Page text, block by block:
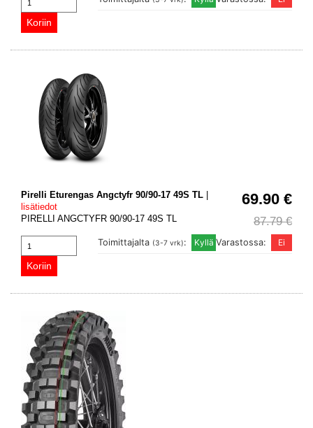
69.90 €
87.79 €
Pirelli Eturengas Angctyfr 90/90-17 49S TL
lisätiedot
PIRELLI ANGCTYFR 90/90-17 49S TL
Varastossa:
Toimittajalta (3-7 vrk):